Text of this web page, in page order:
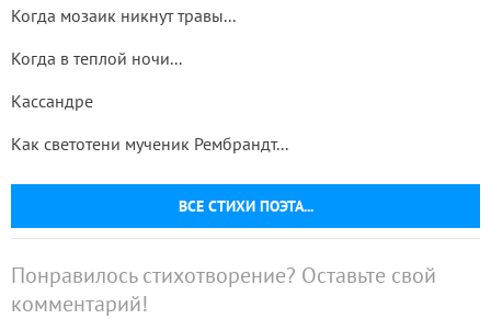
ВСЕ СТИХИ ПОЭТА...
Когда мозаик никнут травы...
Когда в теплой ночи...
Кассандре
Как светотени мученик Рембрандт...
Понравилось стихотворение? Оставьте свой
комментарий!